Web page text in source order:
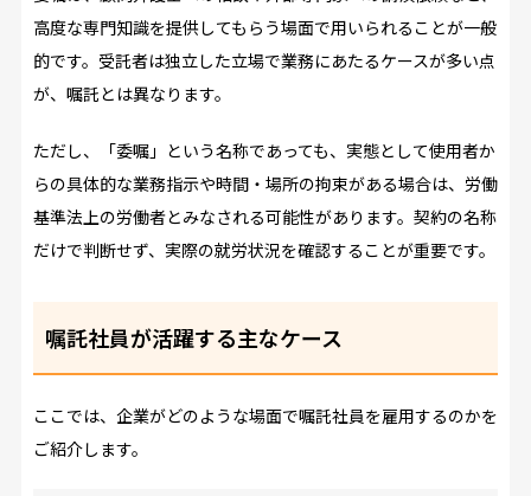
高度な専門知識を提供してもらう場面で用いられることが一般
的です。受託者は独立した立場で業務にあたるケースが多い点
が、嘱託とは異なります。
ただし、「委嘱」という名称であっても、実態として使用者か
らの具体的な業務指示や時間・場所の拘束がある場合は、労働
基準法上の労働者とみなされる可能性があります。契約の名称
だけで判断せず、実際の就労状況を確認することが重要です。
嘱託社員が活躍する主なケース
ここでは、企業がどのような場面で嘱託社員を雇用するのかを
ご紹介します。